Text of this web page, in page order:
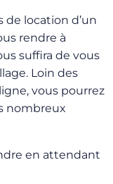
de location d’un
rendre à
suffira de vous
Loin des
vous pourrez
nombreux
en attendant